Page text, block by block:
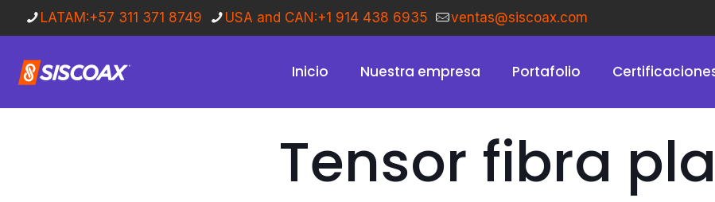
LATAM:+57 311 371 8749 USA and CAN:+1 914 438 6935 ventas@siscoax.com
Inicio Nuestra empresa Portafolio
Tensor fibra